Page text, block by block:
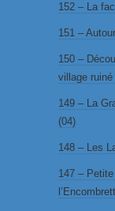
152 – La
151 –
150 –
village ruiné
149 – La
(04)
148 – Les
147 –